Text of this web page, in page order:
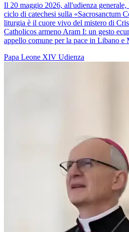
Il 20 maggio 2026, all'udienza
ciclo di catechesi sulla «Sacrosanctum
liturgia è il cuore vivo del mistero di
Catholicos armeno Aram I: un gesto
appello comune per la pace in Libano e
Papa Leone XIV Udienza